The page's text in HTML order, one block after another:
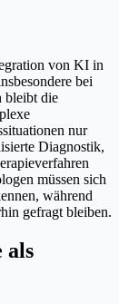
von KI in
bei
bleibt die
nur
Diagnostik,
müssen sich
während
gefragt bleiben.
als